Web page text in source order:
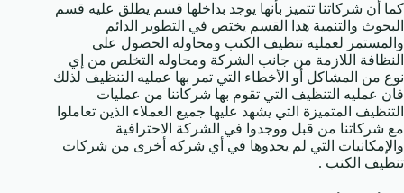
كما أن شركاتنا تتميز بأنها يوجد بداخلها قسم يطلق عليه قسم
البحوث والتنمية هذا القسم يختص في التطوير الدائم
والمستمر لعمليه تنظيف الكنب ومحاوله الحصول على
النظافة اللازمة من جانب الشركة ومحاوله التخلص من إي
نوع من المشاكل أو الأخطاء التي تمر بها عمليه التنظيف لذلك
فان عمليه التنظيف التي تقوم بها شركاتنا من عمليات
التنظيف المتميزة التي يشهد عليها جميع العملاء الذين تعاملوا
مع شركاتنا من قبل ووجدوا في الشركة الاحترافية
والإمكانيات التي لم يجدوها في أي شركه أخرى من شركات
تنظيف الكنب .